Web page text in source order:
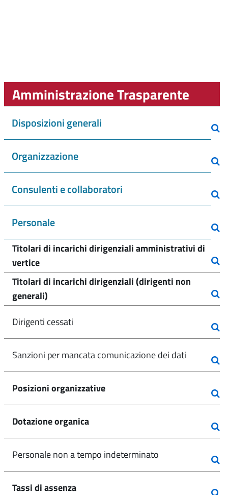
Amministrazione Trasparente
Disposizioni generali
Organizzazione
Consulenti e collaboratori
Personale
Titolari di incarichi dirigenziali amministrativi di
vertice
Titolari di incarichi dirigenziali (dirigenti non
generali)
Dirigenti cessati
Sanzioni per mancata comunicazione dei dati
Posizioni organizzative
Dotazione organica
Personale non a tempo indeterminato
Tassi di assenza